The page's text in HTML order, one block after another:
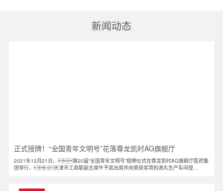
新闻动态
正式授牌！“全国青年文明号”花落尊龙凯时AG旗舰厅
2021年12月21日，第20届“全国青年文明号”授牌仪式在尊龙凯时AG旗舰厅医药集
团举行，天津市工商联副主席牛予其出席并向荣获奖项的滴丸生产车间授